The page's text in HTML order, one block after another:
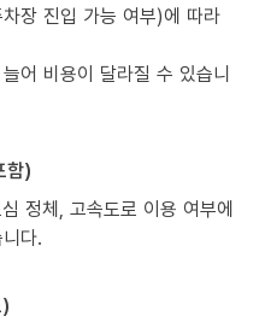
장 진입 가능 여부)에 따라
어 비용이 달라질 수 있습니
함)
정체, 고속도로 이용 여부에
다.